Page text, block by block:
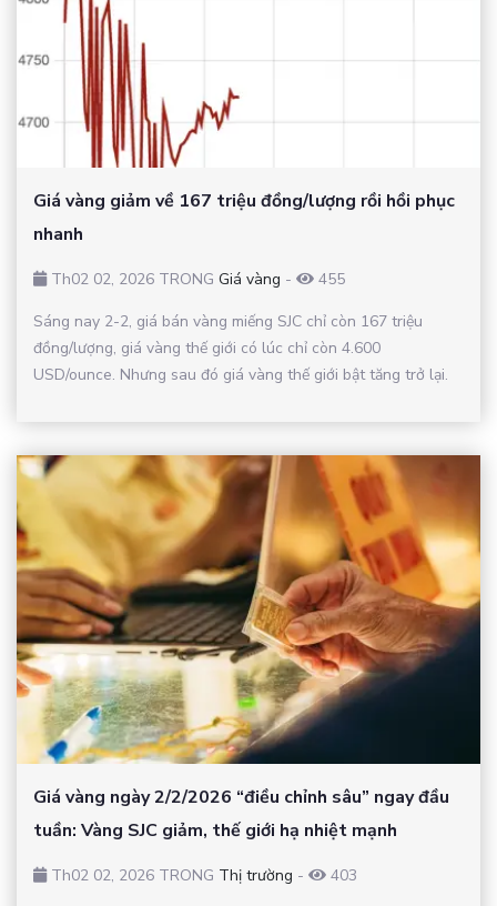
Giá vàng giảm về 167 triệu đồng/lượng rồi hồi phục
nhanh
Th02 02, 2026 TRONG Giá vàng -
455
Sáng nay 2-2, giá bán vàng miếng SJC chỉ còn 167 triệu
đồng/lượng, giá vàng thế giới có lúc chỉ còn 4.600
USD/ounce. Nhưng sau đó giá vàng thế giới bật tăng trở lại.
Giá vàng ngày 2/2/2026 “điều chỉnh sâu” ngay đầu
tuần: Vàng SJC giảm, thế giới hạ nhiệt mạnh
Th02 02, 2026 TRONG Thị trường -
403